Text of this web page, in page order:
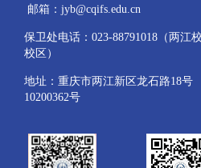
邮箱：jyb@cqifs.edu.cn
保卫处电话：023-88791018（两江
校区）
地址：重庆市两江新区龙石路18号
10200362号